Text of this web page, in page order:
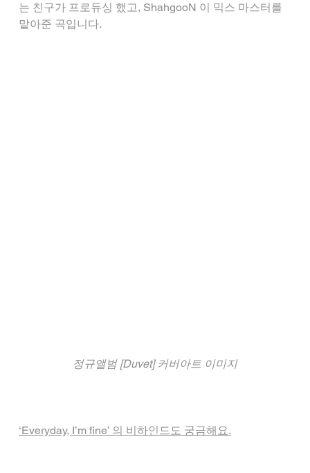
는 친구가 프로듀싱 했고, ShahgooN 이 믹스 마스터를
맡아준 곡입니다.
정규앨범 [Duvet] 커버아트 이미지
‘Everyday, I’m fine’ 의 비하인드도 궁금해요.